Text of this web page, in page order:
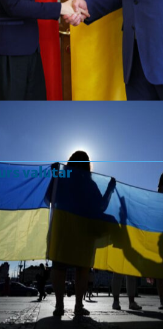
valutar
Curs valutar: 07 Aug 2026
EUR
: 5,2554 RON
+0,0041 ▲
: 4,5584 RON
+0,0077 ▲
: 5,6244 RON
+0,0023 ▲
GBP : 6,1277 RON
+0,0041 ▲
Convertor valutar
»